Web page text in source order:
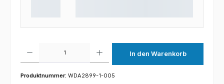
In den Warenkorb
Produktnummer: WDA2899-1-005